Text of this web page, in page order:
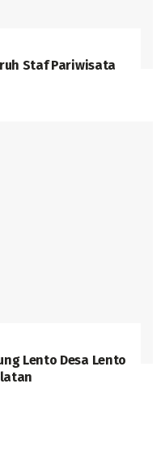
Staf Pariwisata
Lento Desa Lento